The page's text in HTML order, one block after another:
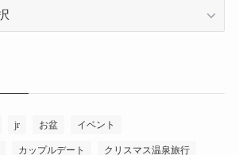
jr お盆 イベント
カップルデート クリスマス温泉旅行